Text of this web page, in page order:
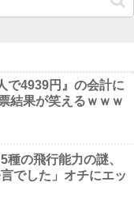
不良でベンチ外、2軍
他 NEW!
→“腫瘍の無い部位”を
幹損傷で“植物状態”に
ｗｗ
今見るとアウトすぎ
で4939円』の会計に
結果が笑えるｗｗｗ
種の飛行能力の謎、
でした」オチにエッ